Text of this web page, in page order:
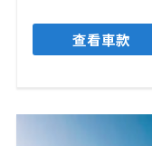
查看車款